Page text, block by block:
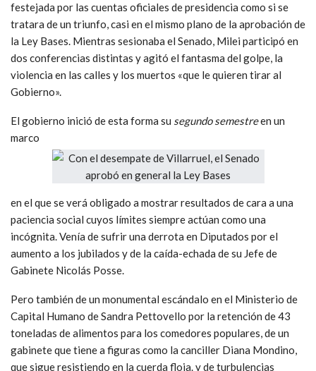
festejada por las cuentas oficiales de presidencia como si se
tratara de un triunfo, casi en el mismo plano de la aprobación de
la Ley Bases. Mientras sesionaba el Senado, Milei participó en
dos conferencias distintas y agitó el fantasma del golpe, la
violencia en las calles y los muertos «que le quieren tirar al
Gobierno».
El gobierno inició de esta forma su segundo semestreen un
marco
en el que se verá obligado a mostrar resultados de cara a una
paciencia social cuyos límites siempre actúan como una
incógnita. Venía de sufrir una derrota en Diputados por el
aumento a los jubilados y de la caída-echada de su Jefe de
Gabinete Nicolás Posse.
Pero también de un monumental escándalo en el Ministerio de
Capital Humano de Sandra Pettovello por la retención de 43
toneladas de alimentos para los comedores populares, de un
gabinete que tiene a figuras como la canciller Diana Mondino,
que sigue resistiendo en la cuerda floja. y de turbulencias